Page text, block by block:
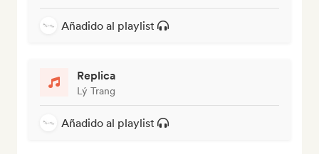
Añadido al playlist
Replica
Lý Trang
Añadido al playlist